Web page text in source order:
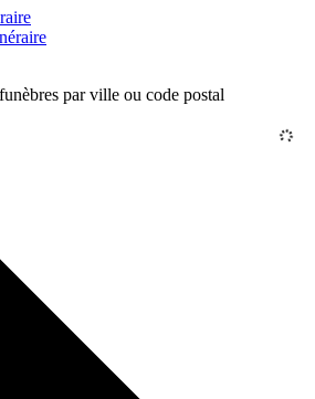
par ville ou code postal